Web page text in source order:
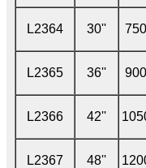
L2364 30'' 750
L2365 36'' 900
L2366 42''
L2367 48''